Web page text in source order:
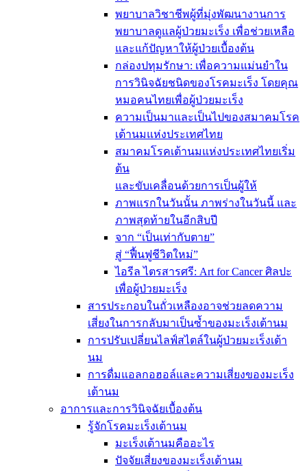
พยาบาลวิชาชีพผู้ที่มุ่งพัฒนางานการ
พยาบาลดูแลผู้ป่วยมะเร็ง เพื่อช่วยเหลือ
และแก้ปัญหาให้ผู้ป่วยเบื้องต้น
กล่องปทุมรักษา: เพื่อความแม่นยำใน
การวินิจฉัยชนิดของโรคมะเร็ง โดยคุณ
หมอคนไทยเพื่อผู้ป่วยมะเร็ง
ความเป็นมาและเป็นไปของสมาคมโรค
เต้านมแห่งประเทศไทย
สมาคมโรคเต้านมแห่งประเทศไทยเริ่ม
ต้น
และขับเคลื่อนด้วยการเป็นผู้ให้
ภาพแรกในวันนั้น ภาพร่างในวันนี้ และ
ภาพสุดท้ายในอีกสิบปี
จาก “เป็นเท่ากับตาย”
สู่ “ฟื้นฟูชีวิตใหม่”
ไอรีล ไตรสารศรี: Art for Cancer ศิลปะ
เพื่อผู้ป่วยมะเร็ง
สารประกอบในถั่วเหลืองอาจช่วยลดความ
เสี่ยงในการกลับมาเป็นซ้ำของมะเร็งเต้านม
การปรับเปลี่ยนไลฟ์สไตล์ในผู้ป่วยมะเร็งเต้า
นม
การดื่มแอลกอฮอล์และความเสี่ยงของมะเร็ง
เต้านม
อาการและการวินิจฉัยเบื้องต้น
รู้จักโรคมะเร็งเต้านม
มะเร็งเต้านมคืออะไร
ปัจจัยเสี่ยงของมะเร็งเต้านม